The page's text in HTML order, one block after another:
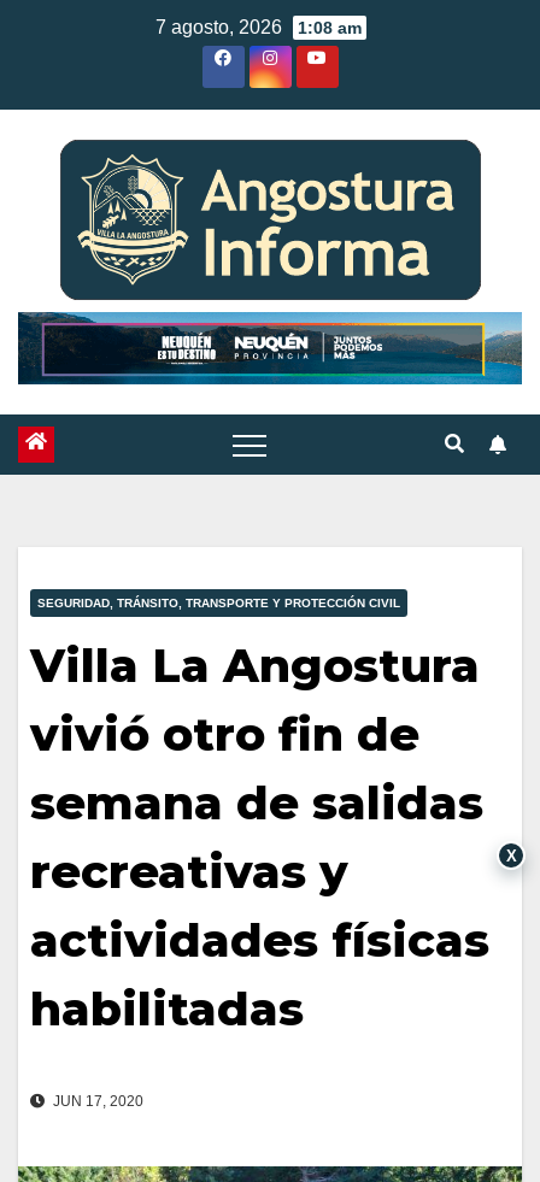
7 agosto, 2026 1:08 am
SEGURIDAD, TRÁNSITO, TRANSPORTE Y PROTECCIÓN CIVIL
Villa La Angostura
vivió otro fin de
semana de salidas
recreativas y
actividades físicas
habilitadas
JUN 17, 2020
X